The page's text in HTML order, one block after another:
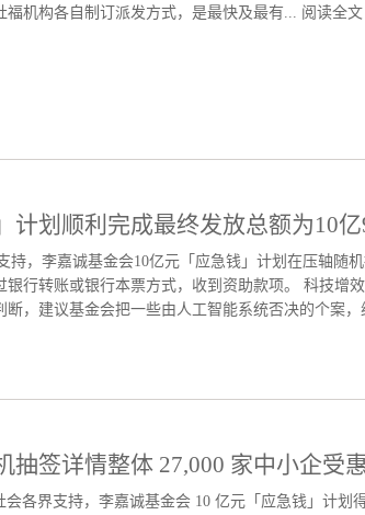
机构各自制订派发方式，是最快及最有... 阅读全文
计划顺利完成最终发放总额为10
持，李嘉诚基金会10亿元「应急钱」计划在压轴随机
银行转账或银行本票方式，收到资助款项。 科技增
断，建议基金会把一些由人工智能系统否决的个案，
抽签详情整体 27,000 家中小企受
会各界支持，李嘉诚基金会 10 亿元「应急钱」计划